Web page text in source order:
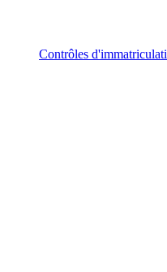
Contrôles